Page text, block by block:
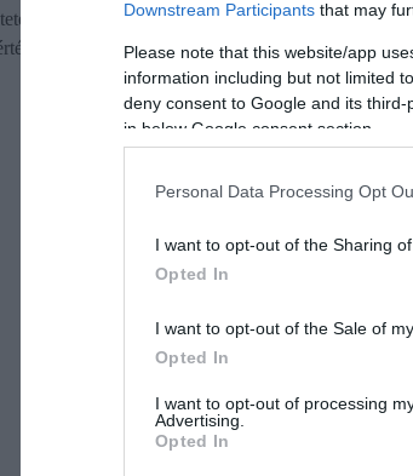
Downstream Participants that may
Please note that this website/app
information including but not limited
deny consent to Google and its
in below Google consent section.
Personal Data Processing Opt
I want to opt-out of the Sharing
Opted In
I want to opt-out of the Sale of
Opted In
I want to opt-out of processing
Advertising.
Opted In
számlák (TBSZ)
értéke is
adómentességi
azok járnak
kamatozó…